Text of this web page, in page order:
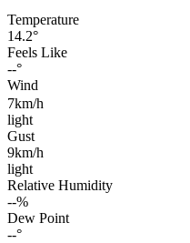
Temperature
14.2°
Feels Like
--°
Wind
7km/h
light
Gust
9km/h
light
Relative Humidity
--%
Dew Point
--°